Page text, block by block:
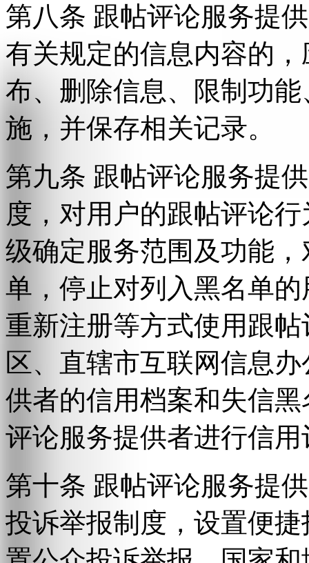
第八条 跟帖评论服务提
有关规定的信息内容的
布、删除信息、限制功
施，并保存相关记录。
第九条 跟帖评论服务提
度，对用户的跟帖评论
级确定服务范围及功能
单，停止对列入黑名单
重新注册等方式使用跟
区、直辖市互联网信息
供者的信用档案和失信
评论服务提供者进行信用
第十条 跟帖评论服务提
投诉举报制度，设置便